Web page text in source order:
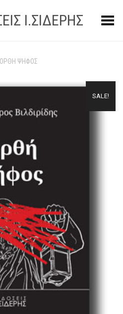
Ι.ΣΙΔΕΡΗΣToggle Menu
ΟΡΘΗ ΨΗΦΟΣ
SALE!